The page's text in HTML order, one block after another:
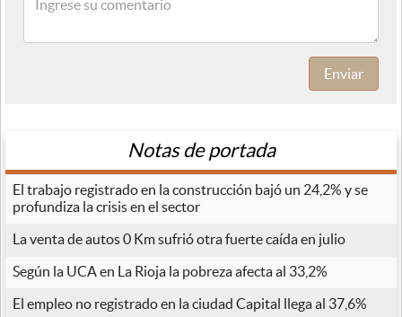
Enviar
Notas de portada
El trabajo registrado en la construcción bajó un 24,2% y se
profundiza la crisis en el sector
La venta de autos 0 Km sufrió otra fuerte caída en julio
Según la UCA en La Rioja la pobreza afecta al 33,2%
El empleo no registrado en la ciudad Capital llega al 37,6%